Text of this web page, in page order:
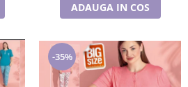
ADAUGA IN COS
-35%